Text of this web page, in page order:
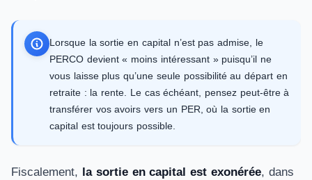
Lorsque la sortie en capital n’est pas admise, le
PERCO devient « moins intéressant » puisqu’il ne
vous laisse plus qu’une seule possibilité au départ en
retraite : la rente. Le cas échéant, pensez peut-être à
transférer vos avoirs vers un PER, où la sortie en
capital est toujours possible.
Fiscalement, la sortie en capital est exonérée, dans